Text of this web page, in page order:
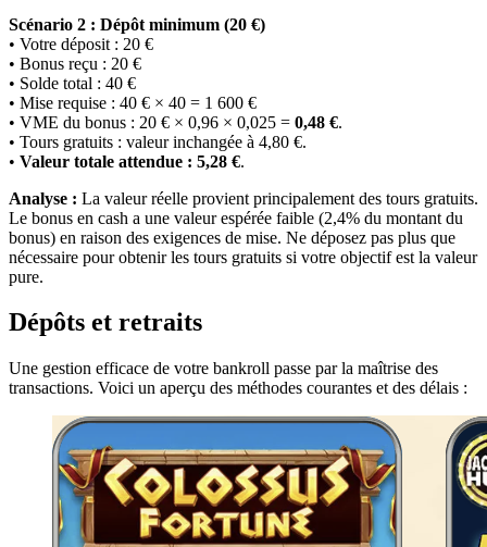
Scénario 2 : Dépôt minimum (20 €)
• Votre déposit : 20 €
• Bonus reçu : 20 €
• Solde total : 40 €
• Mise requise : 40 € × 40 = 1 600 €
• VME du bonus : 20 € × 0,96 × 0,025 = 0,48 €.
• Tours gratuits : valeur inchangée à 4,80 €.
• Valeur totale attendue : 5,28 €.
Analyse : La valeur réelle provient principalement des tours gratuits.
Le bonus en cash a une valeur espérée faible (2,4% du montant du
bonus) en raison des exigences de mise. Ne déposez pas plus que
nécessaire pour obtenir les tours gratuits si votre objectif est la valeur
pure.
Dépôts et retraits
Une gestion efficace de votre bankroll passe par la maîtrise des
transactions. Voici un aperçu des méthodes courantes et des délais :